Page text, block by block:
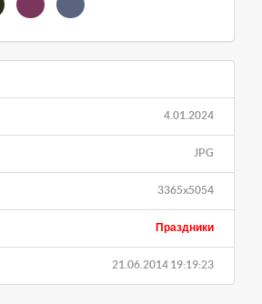
4.01.2024
JPG
3365x5054
Праздники
21.06.2014 19:19:23